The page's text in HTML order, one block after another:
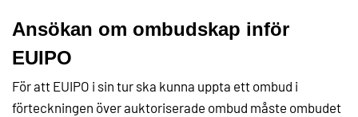
Ansökan om ombudskap inför
EUIPO
För att EUIPO i sin tur ska kunna uppta ett ombud i
förteckningen över auktoriserade ombud måste ombudet